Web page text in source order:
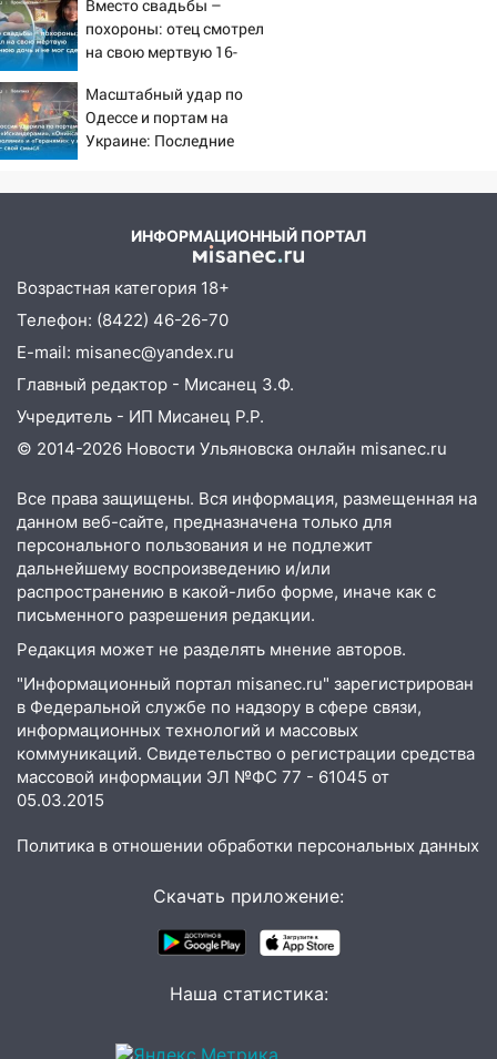
13:54
В мэрии Ульяновска рассказали,
как устраняют последствия мощного
шторма
13:49
Стихия продолжает крушить
Ульяновск: дерево рухнуло на дом на
ветром вырвало дерево с корнем
13:46
Сильный ветер сорвал крышу с
СТО на проспекте Созидателей
13:35 Непогода продолжает бить по
транспорту: в Ульяновске трамвай
сошёл с рельсов
13:22
Упавшие деревья перекрыли
дороги в Ульяновске: фото
13:17 Непогода в Ульяновске не
закончится сегодня: сильные ливни
сохранятся 9 августа
13:15 Трижды «брал в долг» без спроса:
житель Вешкаймского района похитил у
13:14 Ураган оторвал светофор на
проспекте Филатова в Ульяновске
13:12 Дерево пробило крышу дома на
Новгородской в Ульяновске и рухнуло
на электрощит
упало во дворе
Ураган ударил по Ульяновску:
затопленные улицы и остановившиеся
попаданий по объектам
ВСУ
Вместо свадьбы –
похороны: отец смотрел
на свою мертвую 16-
сдержать слезы
Масштабный удар по
Одессе и портам на
Украине: Последние
ИНФОРМАЦИОННЫЙ ПОРТАЛ
Возрастная категория 18+
Телефон: (8422) 46-26-70
E-mail: misanec@yandex.ru
Главный редактор - Мисанец З.Ф.
Учредитель - ИП Мисанец Р.Р.
© 2014-2026 Новости Ульяновска онлайн misanec.ru
Все права защищены. Вся информация, размещенная на
данном веб-сайте, предназначена только для
персонального пользования и не подлежит
дальнейшему воспроизведению и/или
распространению в какой-либо форме, иначе как с
письменного разрешения редакции.
Редакция может не разделять мнение авторов.
"Информационный портал misanec.ru" зарегистрирован
в Федеральной службе по надзору в сфере связи,
информационных технологий и массовых
коммуникаций. Свидетельство о регистрации средства
массовой информации ЭЛ №ФС 77 - 61045 от
05.03.2015
Политика в отношении обработки персональных данных
Скачать приложение:
Наша статистика: